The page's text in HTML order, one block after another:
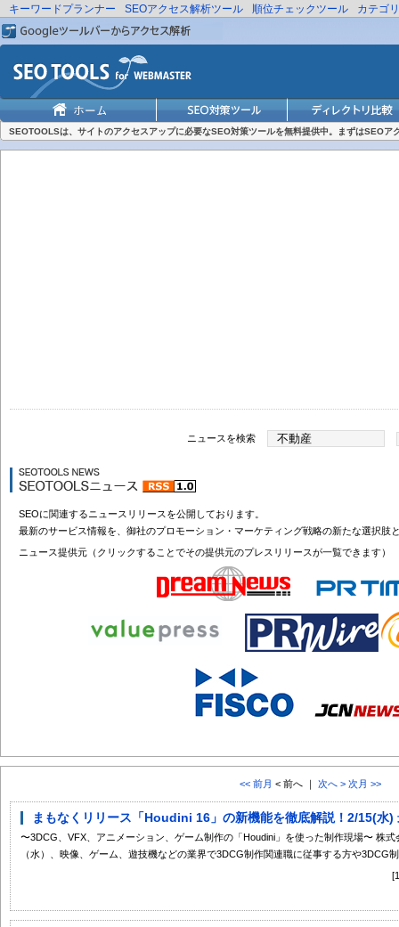
キーワードプランナー SEOアクセス解析ツール 順位チェックツール カテゴ
SEOTOOLSは、サイトのアクセスアップに必要なSEO対策ツールを無料提供中。まずはSEOア
ニュースを検索
SEOに関連するニュースリリースを公開しております。
最新のサービス情報を、御社のプロモーション・マーケティング戦略の新たな選択肢
ニュース提供元（クリックすることでその提供元のプレスリリースが一覧できます）
<< 前月 < 前へ ｜ 次へ > 次月 >>
まもなくリリース「Houdini 16」の新機能を徹底解説！2/15(水
〜3DCG、VFX、アニメーション、ゲーム制作の「Houdini」を使った制作現場〜 株
（水）、映像、ゲーム、遊技機などの業界で3DCG制作関連職に従事する方や3DCG